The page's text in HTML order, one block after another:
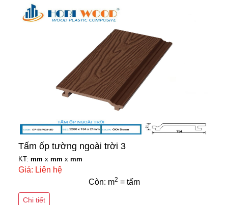
Tấm ốp tường ngoài trời 3
KT: mm x mm x mm
Giá: Liên hệ
Còn: m2 = tấm
Chi tiết